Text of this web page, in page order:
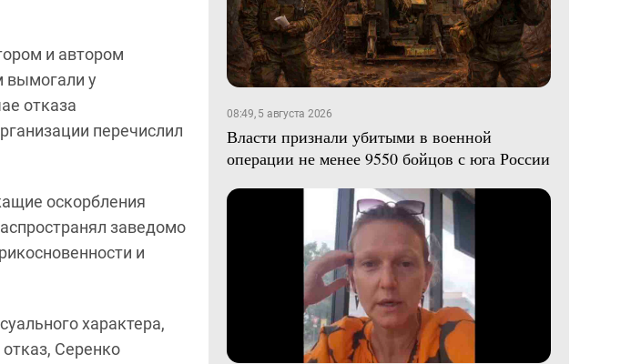
и автором
вымогали у
отказа
перечислил
оскорбления
заведомо
и
характера,
Серенко
08:49, 5 августа 2026
Власти признали убитыми в военной
операции не менее 9550 бойцов с юга России